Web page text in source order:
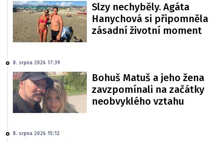
Slzy nechyběly. Agáta
Hanychová si připomněla
zásadní životní moment
8. srpna 2026 17:39
Bohuš Matuš a jeho žena
zavzpomínali na začátky
neobvyklého vztahu
8. srpna 2026 15:12